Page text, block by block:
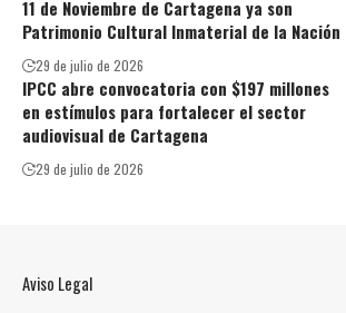
11 de Noviembre de Cartagena ya son
Patrimonio Cultural Inmaterial de la Nación
29 de julio de 2026
IPCC abre convocatoria con $197 millones
en estímulos para fortalecer el sector
audiovisual de Cartagena
29 de julio de 2026
Aviso Legal